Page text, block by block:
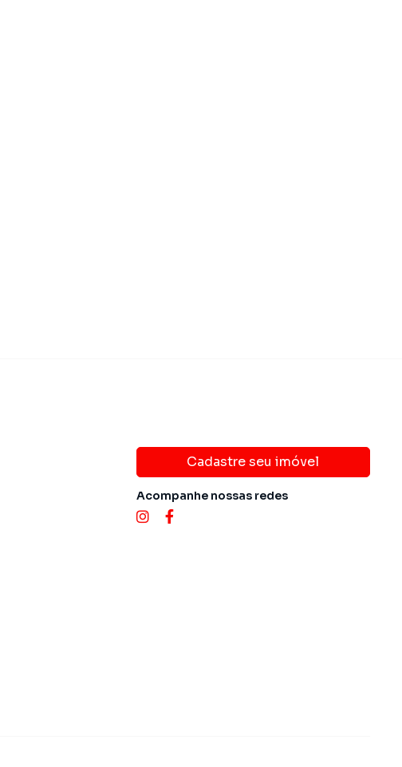
Cadastre seu imóvel
Acompanhe nossas redes